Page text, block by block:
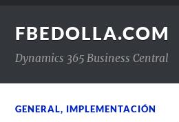
FBEDOLLA.COM
Dynamics 365 Business Central
GENERAL, IMPLEMENTACIÓN